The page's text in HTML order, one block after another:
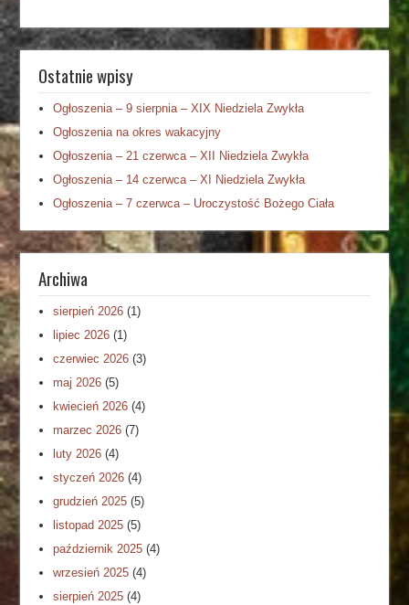
Ostatnie wpisy
Ogłoszenia – 9 sierpnia – XIX Niedziela Zwykła
Ogłoszenia na okres wakacyjny
Ogłoszenia – 21 czerwca – XII Niedziela Zwykła
Ogłoszenia – 14 czerwca – XI Niedziela Zwykła
Ogłoszenia – 7 czerwca – Uroczystość Bożego Ciała
Archiwa
sierpień 2026 (1)
lipiec 2026 (1)
czerwiec 2026 (3)
maj 2026 (5)
kwiecień 2026 (4)
marzec 2026 (7)
luty 2026 (4)
styczeń 2026 (4)
grudzień 2025 (5)
listopad 2025 (5)
październik 2025 (4)
wrzesień 2025 (4)
sierpień 2025 (4)